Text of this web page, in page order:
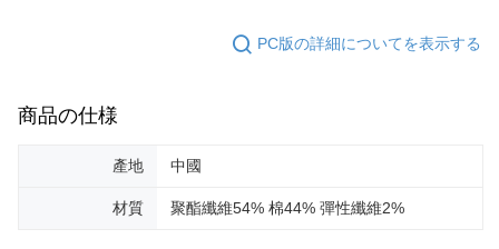
PC版の詳細についてを表示する
商品の仕様
產地 中國
材質 聚酯纖維54% 棉44% 彈性纖維2%